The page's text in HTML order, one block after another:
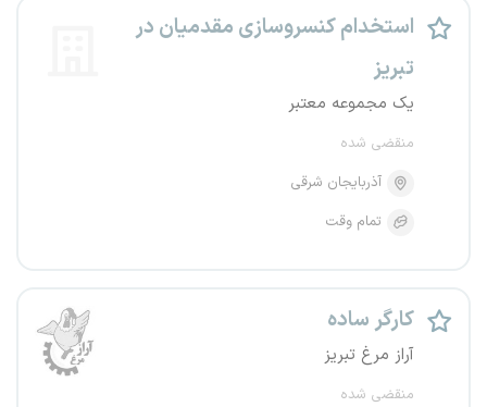
استخدام کنسروسازی مقدمیان در
تبریز
یک مجموعه معتبر
منقضی شده
آذربایجان شرقی
تمام وقت
کارگر ساده
آراز مرغ تبریز
منقضی شده